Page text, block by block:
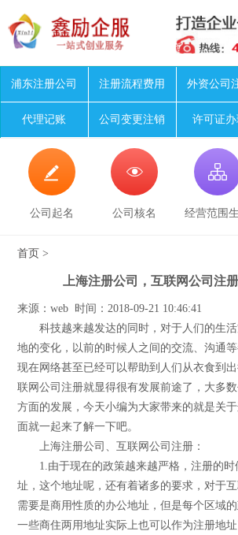
浦东注册公司 注册流程费用 外资公司
代理记账 公司变更注销 许可证办

公司起名

公司核名

经营范围
首页 >
上海注册公司，互联网公司注
来源：web 时间：2018-09-21 10:46:41
科技越来越发达的同时，对于人们的生活
地的变化，以前的时候人之间的交流、沟通
现在网络甚至已经可以帮助到人们从衣食到
联网公司注册就显得很有发展前途了，大多
方面的发展，今天小编为大家带来的就是关
面就一起来了解一下吧。
上海注册公司、互联网公司注册：
1.由于现在的政策越来越严格，注册的时
址，这个地址呢，还有着诸多的要求，对于
需要是商用性质的办公地址，但是每个区域
一些商住两用地址实际上也可以作为注册地